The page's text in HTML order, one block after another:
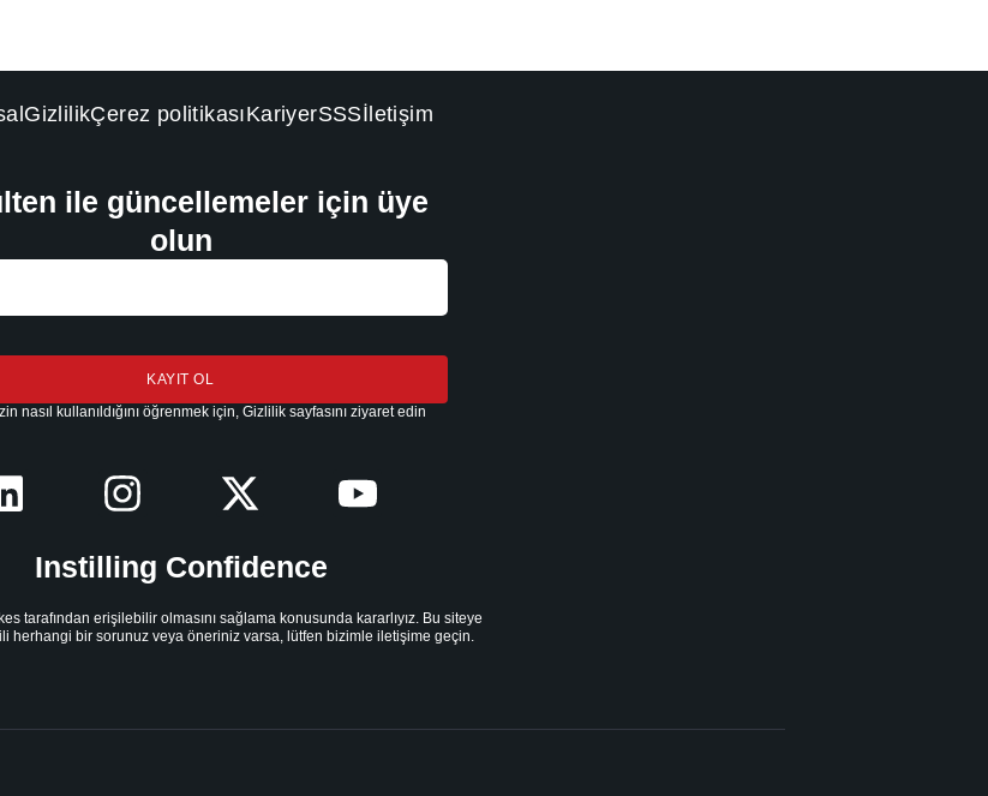
GizlilikÇerez politikasıKariyerSSSİletişim
ile güncellemeler için üye
olun
KAYIT OL
nasıl kullanıldığını öğrenmek için, Gizlilik sayfasını ziyaret edin
Instilling Confidence
tarafından erişilebilir olmasını sağlama konusunda kararlıyız. Bu siteye
herhangi bir sorunuz veya öneriniz varsa, lütfen bizimle iletişime geçin.